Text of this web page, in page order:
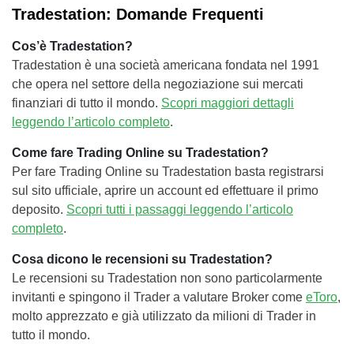
Tradestation: Domande Frequenti
Cos’è Tradestation?
Tradestation è una società americana fondata nel 1991
che opera nel settore della negoziazione sui mercati
finanziari di tutto il mondo. Scopri maggiori dettagli
leggendo l’articolo completo.
Come fare Trading Online su Tradestation?
Per fare Trading Online su Tradestation basta registrarsi
sul sito ufficiale, aprire un account ed effettuare il primo
deposito. Scopri tutti i passaggi leggendo l’articolo
completo.
Cosa dicono le recensioni su Tradestation?
Le recensioni su Tradestation non sono particolarmente
invitanti e spingono il Trader a valutare Broker come eToro,
molto apprezzato e già utilizzato da milioni di Trader in
tutto il mondo.